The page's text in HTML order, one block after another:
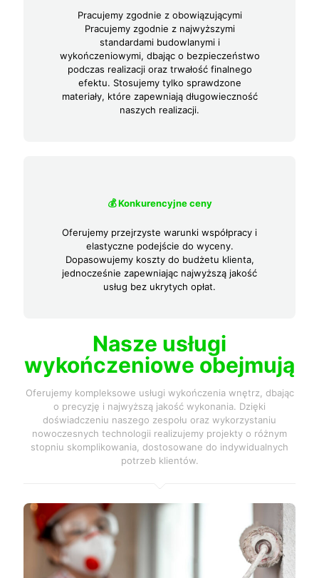
Pracujemy zgodnie z obowiązującymi
Pracujemy zgodnie z najwyższymi
standardami budowlanymi i
wykończeniowymi, dbając o bezpieczeństwo
podczas realizacji oraz trwałość finalnego
efektu. Stosujemy tylko sprawdzone
materiały, które zapewniają długowieczność
naszych realizacji.
💰 Konkurencyjne ceny
Oferujemy przejrzyste warunki współpracy i
elastyczne podejście do wyceny.
Dopasowujemy koszty do budżetu klienta,
jednocześnie zapewniając najwyższą jakość
usług bez ukrytych opłat.
Nasze usługi
wykończeniowe obejmują
Oferujemy kompleksowe usługi wykończenia wnętrz, dbając
o precyzję i najwyższą jakość wykonania. Dzięki
doświadczeniu naszego zespołu oraz wykorzystaniu
nowoczesnych technologii realizujemy projekty o różnym
stopniu skomplikowania, dostosowane do indywidualnych
potrzeb klientów.